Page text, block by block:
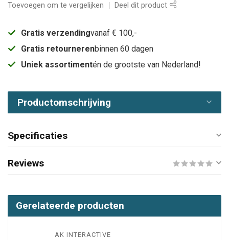
Toevoegen om te vergelijken Deel dit product
Gratis verzendingvanaf € 100,-
Gratis retournerenbinnen 60 dagen
Uniek assortimentén de grootste van Nederland!
Productomschrijving
Specificaties
Reviews
Gerelateerde producten
AK INTERACTIVE